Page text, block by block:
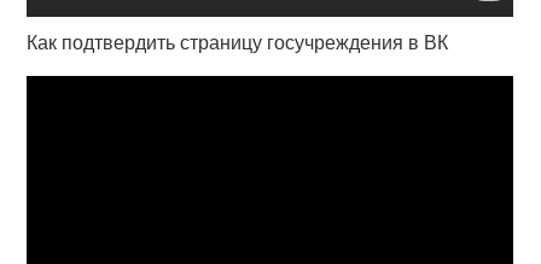
Как подтвердить страницу госучреждения в ВК